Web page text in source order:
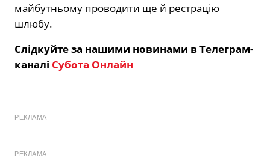
майбутньому проводити ще й рестрацію
шлюбу.
Слідкуйте за нашими новинами в Телеграм-
каналі Субота Онлайн
РЕКЛАМА
РЕКЛАМА